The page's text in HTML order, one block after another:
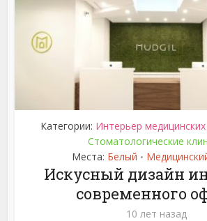
Категории: Интерьер
Стоматологические
Места: Белый •
Искусный дизайн
современного
10 лет назад